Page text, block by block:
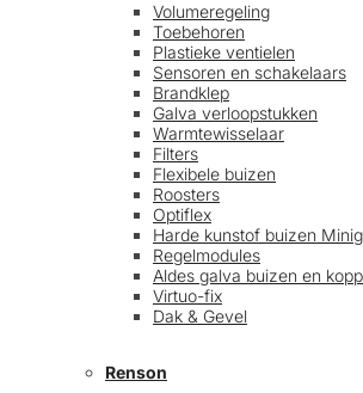
Volumeregeling
Toebehoren
Plastieke ventielen
Sensoren en schakelaars
Brandklep
Galva verloopstukken
Warmtewisselaar
Filters
Flexibele buizen
Roosters
Optiflex
Harde kunstof buizen
Regelmodules
Aldes galva buizen en
Virtuo-fix
Dak & Gevel
Renson